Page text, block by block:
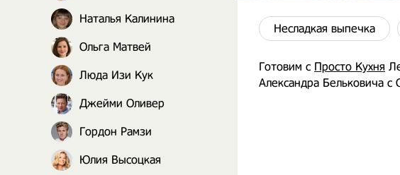
Несладкая выпечка
Готовим с Просто Кухня
Александра Бельковича с
Наталья Калинина
Ольга Матвей
Люда Изи Кук
Джейми Оливер
Гордон Рамзи
Юлия Высоцкая